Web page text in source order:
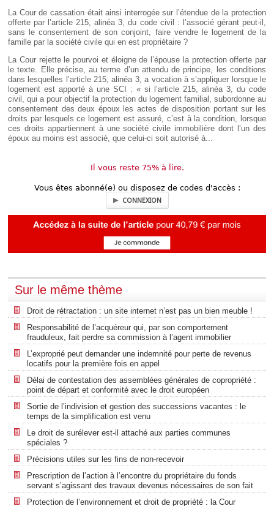
La Cour de cassation était ainsi interrogée sur l’étendue de la protection
offerte par l’article 215, alinéa 3, du code civil : l’associé gérant peut-il,
sans le consentement de son conjoint, faire vendre le logement de la
famille par la société civile qui en est propriétaire ?
La Cour rejette le pourvoi et éloigne de l’épouse la protection offerte par
le texte. Elle précise, au terme d’un attendu de principe, les conditions
dans lesquelles l’article 215, alinéa 3, a vocation à s’appliquer lorsque le
logement est apporté à une SCI : « si l’article 215, alinéa 3, du code
civil, qui a pour objectif la protection du logement familial, subordonne au
consentement des deux époux les actes de disposition portant sur les
droits par lesquels ce logement est assuré, c’est à la condition, lorsque
ces droits appartiennent à une société civile immobilière dont l’un des
époux au moins est associé, que celui-ci soit autorisé à...
Il vous reste 75% à lire.
Vous êtes abonné(e) ou disposez de codes d'accès :
CONNEXION
Sur le même thème
Droit de rétractation : un site internet n’est pas un bien meuble !
Responsabilité de l’acquéreur qui, par son comportement
frauduleux, fait perdre sa commission à l’agent immobilier
L’exproprié peut demander une indemnité pour perte de revenus
locatifs pour la première fois en appel
Délai de contestation des assemblées générales de copropriété :
point de départ et conformité avec le droit européen
Sortie de l’indivision et gestion des successions vacantes : le
temps de la simplification est venu
Le droit de surélever est-il attaché aux parties communes
spéciales ?
Précisions utiles sur les fins de non-recevoir
Prescription de l’action à l’encontre du propriétaire du fonds
servant s’agissant des travaux devenus nécessaires de son fait
Protection de l’environnement et droit de propriété : la Cour